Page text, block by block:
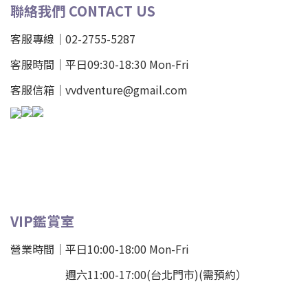
聯絡我們 CONTACT US
客服專線｜02-2755-5287
客服時間｜平日09:30-18:30 Mon-Fri
客服信箱｜vvdventure@gmail.com
VIP鑑賞室
營業時間｜平日10:00-18:00 Mon-Fri
週六11:00-17:00(台北門市)(需預約）